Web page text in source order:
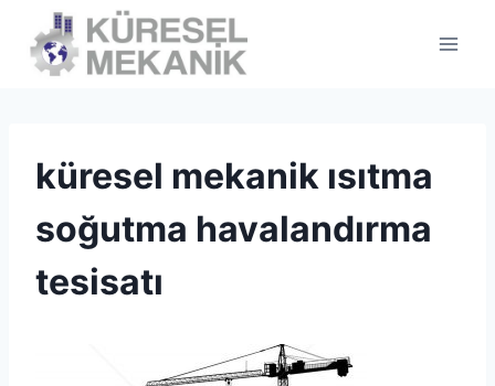
content
küresel mekanik ısıtma
soğutma havalandırma
tesisatı